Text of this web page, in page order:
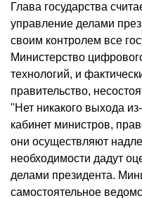
Глава государства
управление делами
своим контролем все
Министерство
технологий, и
правительство,
"Нет никакого выхода
кабинет министров,
они осуществляют
необходимости дадут
делами президента.
самостоятельное